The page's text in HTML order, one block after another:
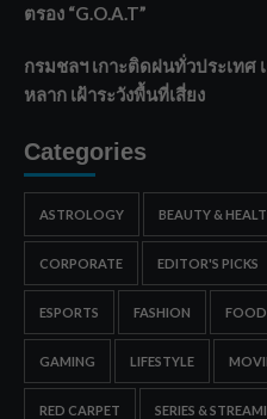
ตรอง “G.O.A.T”
กรมชลฯ เกาะติดฝนทั่วประเทศ
หลาก เฝ้าระวังพื้นที่เสี่ยง
Categories
ASTROLOGY BEAUTY &
CORPORATE EDITOR'S PICKS
ESPORTS FASHION FOOD
GAMING LIFESTYLE
RED CARPET SERIES &